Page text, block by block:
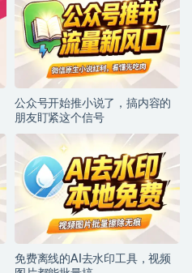
公众号开始推小说了，搞内容的
朋友盯紧这个信号
免费离线的AI去水印工具，视频